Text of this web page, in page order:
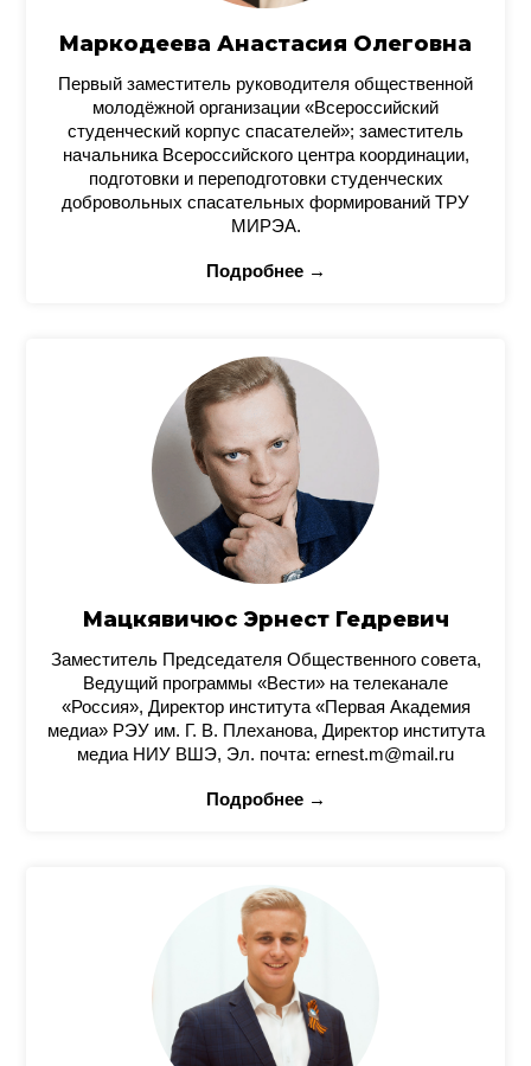
Маркодеева Анастасия Олеговна
Первый заместитель руководителя общественной
молодёжной организации «Всероссийский
студенческий корпус спасателей»; заместитель
начальника Всероссийского центра координации,
подготовки и переподготовки студенческих
добровольных спасательных формирований ТРУ
МИРЭА.
Подробнее →
Мацкявичюс Эрнест Гедревич
Заместитель Председателя Общественного совета,
Ведущий программы «Вести» на телеканале
«Россия», Директор института «Первая Академия
медиа» РЭУ им. Г. В. Плеханова, Директор института
медиа НИУ ВШЭ, Эл. почта: ernest.m@mail.ru
Подробнее →